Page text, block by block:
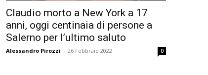
Claudio morto a New York a 17
anni, oggi centinaia di persone a
Salerno per l’ultimo saluto
Alessandro Pirozzi - 26 Febbraio 2022 0